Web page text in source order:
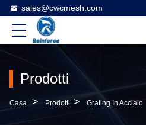
sales@cwcmesh.com
Prodotti
Casa. > Prodotti > Grating In Acciaio